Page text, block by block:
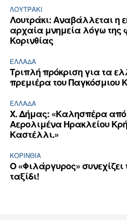
ΛΟΥΤΡΆΚΙ
Λουτράκι: Αναβάλλεται η
αρχαία μνημεία λόγω της
Κορινθίας
ΕΛΛΆΔΑ
Τριπλή πρόκριση για τα
πρεμιέρα του Παγκόσμιου
ΕΛΛΆΔΑ
Χ. Δήμας: «Καλησπέρα από
Αερολιμένα Ηρακλείου
Καστέλλι.»
ΚΟΡΙΝΘΊΑ
Ο «Φιλάργυρος» συνεχίζει
ταξίδι!